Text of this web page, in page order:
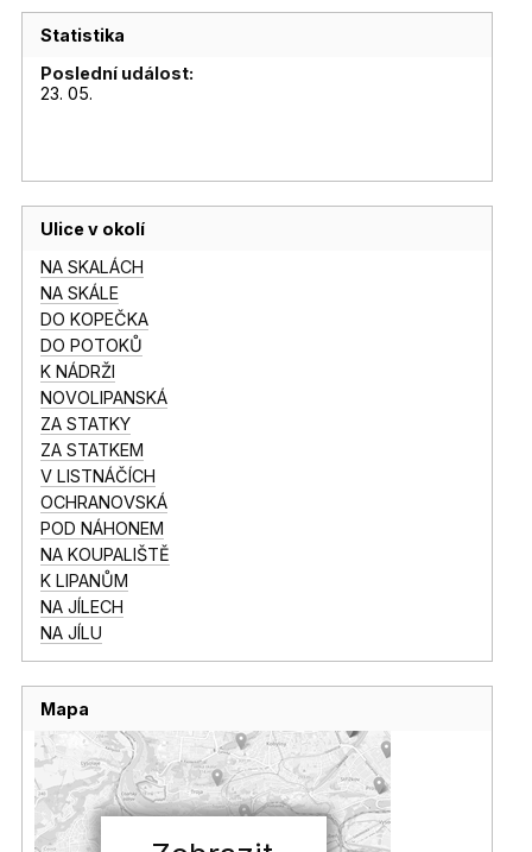
Statistika
Poslední událost:
23. 05.
Ulice v okolí
NA SKALÁCH
NA SKÁLE
DO KOPEČKA
DO POTOKŮ
K NÁDRŽI
NOVOLIPANSKÁ
ZA STATKY
ZA STATKEM
V LISTNÁČÍCH
OCHRANOVSKÁ
POD NÁHONEM
NA KOUPALIŠTĚ
K LIPANŮM
NA JÍLECH
NA JÍLU
Mapa